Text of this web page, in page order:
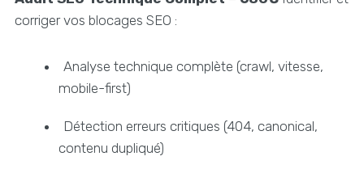
corriger vos blocages SEO :
Analyse technique complète (crawl, vitesse,
mobile-first)
Détection erreurs critiques (404, canonical,
contenu dupliqué)